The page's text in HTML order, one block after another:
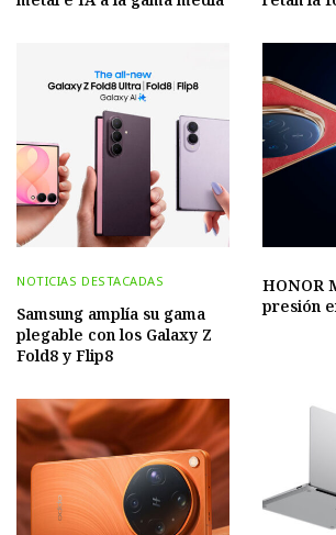
NOTICIAS DESTACADAS
Samsung amplía su gama
plegable con los Galaxy Z
Fold8 y Flip8
HONOR
presión